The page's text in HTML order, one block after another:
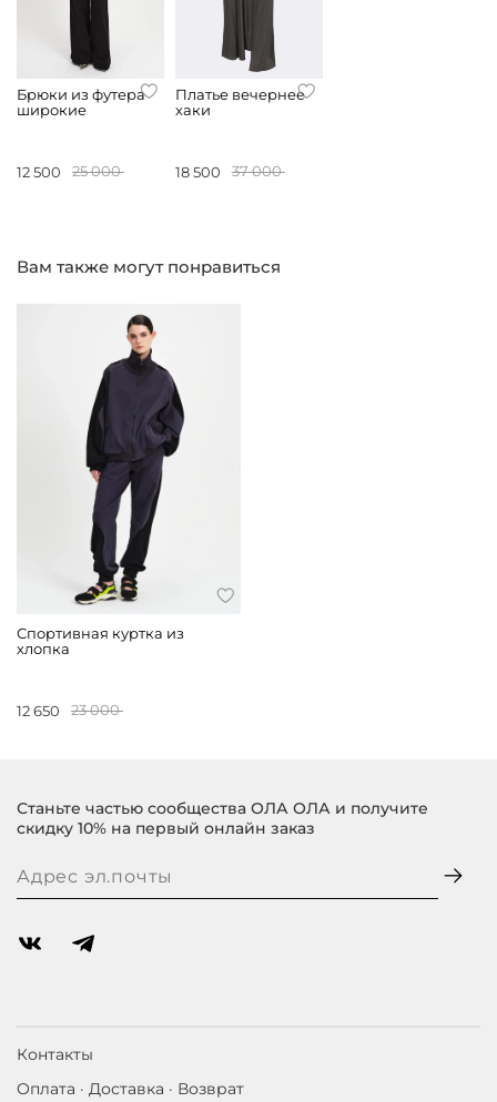
Брюки из футера
широкие
12 500 25 000
Платье вечернее
хаки
18 500 37 000
Вам также могут понравиться
Спортивная куртка из
хлопка
12 650 23 000
Контакты
Оплата · Доставка · Возврат
Станьте частью сообщества ОЛА ОЛА и получите
скидку 10% на первый онлайн заказ